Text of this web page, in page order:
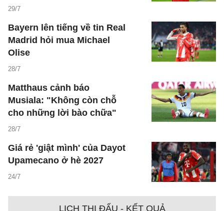
29/7
Bayern lên tiếng về tin Real
Madrid hỏi mua Michael
Olise
28/7
Matthaus cảnh báo
Musiala: "Không còn chỗ
cho những lời bào chữa"
28/7
Giá rẻ 'giật mình' của Dayot
Upamecano ở hè 2027
24/7
LỊCH THI ĐẤU - KẾT QUẢ